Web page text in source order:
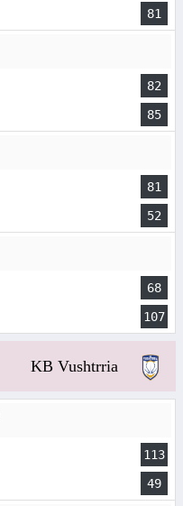
81
82
85
81
52
68
107
KB Vushtrria
113
49